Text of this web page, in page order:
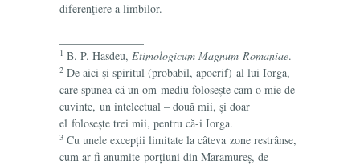
diferenţiere a limbilor.
1 B. P. Hasdeu, Etimologicum Magnum Romaniae.
2 De aici și spiritul (probabil, apocrif) al lui Iorga,
care spunea că un om mediu folosește cam o mie de
cuvinte, un intelectual – două mii, și doar
el folosește trei mii, pentru că-i Iorga.
3 Cu unele excepții limitate la câteva zone restrânse,
cum ar fi anumite porțiuni din Maramureș, de